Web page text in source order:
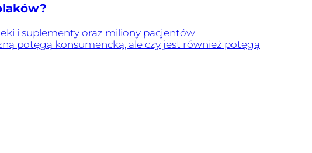
i suplementy oraz miliony pacjentów
potęgą konsumencką, ale czy jest również potęgą